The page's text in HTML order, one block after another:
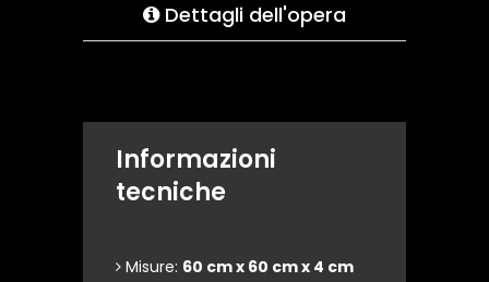
Dettagli dell'opera
Informazioni
tecniche
Misure: 60 cm x 60 cm x 4 cm